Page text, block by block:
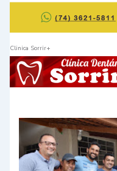
Clinica Sorrir+